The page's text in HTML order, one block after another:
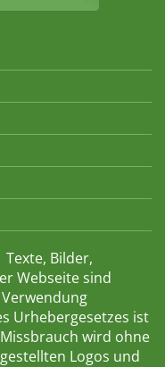
Bilder,
Webseite sind
Urhebergesetzes ist
wird ohne
Logos und